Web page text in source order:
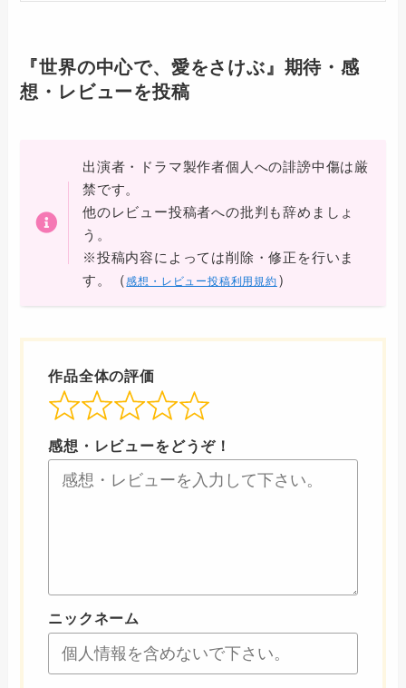
『世界の中心で、愛をさけぶ』期待・感
想・レビューを投稿
出演者・ドラマ製作者個人への誹謗中傷は厳
禁です。
他のレビュー投稿者への批判も辞めましょ
う。
※投稿内容によっては削除・修正を行いま
す。
（感想・レビュー投稿利用規約 ）
作品全体の評価
感想・レビューをどうぞ！
ニックネーム